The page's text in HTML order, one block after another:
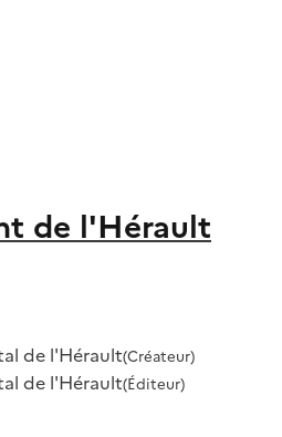
de l'Hérault
de l'Hérault(Créateur)
de l'Hérault(Éditeur)